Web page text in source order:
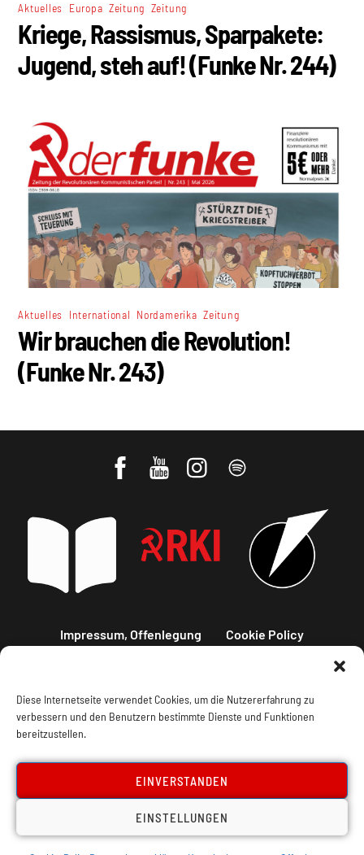
Diese Internetseite verwendet Cookies, um die Nutzererfahrung zu
verbessern und den Benutzern bestimmte Dienste und Funktionen
bereitzustellen.
EINVERSTANDEN
EINSTELLUNGEN
Aktuelles Europa Zeitung Zeitung
Kriege, Rassismus, Sparpakete:
Jugend, steh auf! (Funke Nr. 244)
Aktuelles International Nordamerika ,Zeitung
Wir brauchen die Revolution!
(Funke Nr. 243)
Impressum, Offenlegung Cookie Policy